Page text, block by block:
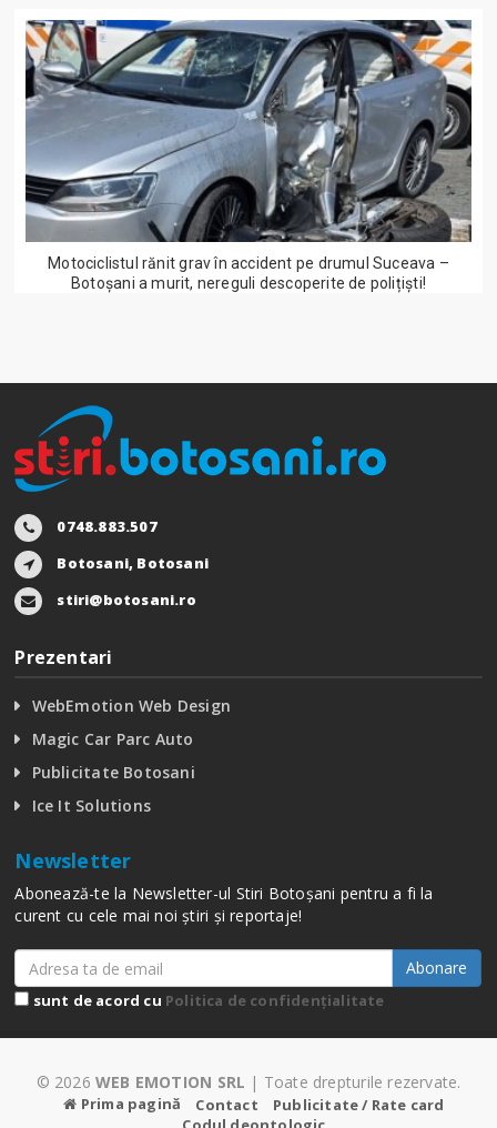
Motociclistul rănit grav în accident pe drumul Suceava –
Botoșani a murit, nereguli descoperite de polițiști!
0748.883.507
Botosani, Botosani
stiri@botosani.ro
Prezentari
WebEmotion Web Design
Magic Car Parc Auto
Publicitate Botosani
Ice It Solutions
Newsletter
Abonează-te la Newsletter-ul Stiri Botoșani pentru a fi la
curent cu cele mai noi știri și reportaje!
Abonare
sunt de acord cu Politica de confidențialitate
© 2026 WEB EMOTION SRL | Toate drepturile rezervate.
Prima pagină Contact
Publicitate / Rate card